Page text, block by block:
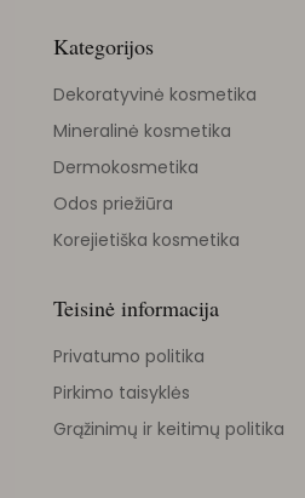
Kategorijos
Dekoratyvinė kosmetika
Mineralinė kosmetika
Dermokosmetika
Odos priežiūra
Korejietiška kosmetika
Teisinė informacija
Privatumo politika
Pirkimo taisyklės
Grąžinimų ir keitimų politika